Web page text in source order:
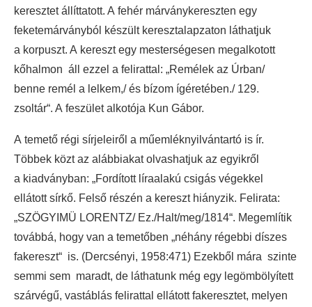
keresztet állíttatott. A fehér márványkereszten egy
feketemárványból készült keresztalapzaton láthatjuk
a korpuszt. A kereszt egy mesterségesen megalkotott
kőhalmon áll ezzel a felirattal: „Remélek az Úrban/
benne remél a lelkem,/ és bízom ígéretében./ 129.
zsoltár“. A feszület alkotója Kun Gábor.
A temető régi sírjeleiről a műemléknyilvántartó is ír.
Többek közt az alábbiakat olvashatjuk az egyikről
a kiadványban: „Fordított líraalakú csigás végekkel
ellátott sírkő. Felső részén a kereszt hiányzik. Felirata:
„SZÖGYIMÜ LORENTZ/ Ez./Halt/meg/1814“. Megemlítik
továbbá, hogy van a temetőben „néhány régebbi díszes
fakereszt“ is. (Dercsényi, 1958:471) Ezekből mára szinte
semmi sem maradt, de láthatunk még egy legömbölyített
szárvégű, vastáblás felirattal ellátott fakeresztet, melyen